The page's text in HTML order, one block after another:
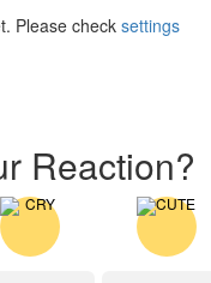
Please check settings
Reaction?